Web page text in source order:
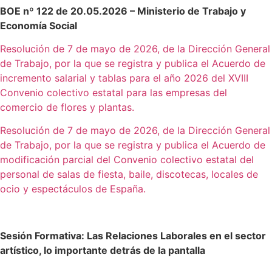
BOE nº 122 de 20.05.2026 – Ministerio de Trabajo y
Economía Social
Resolución de 7 de mayo de 2026, de la Dirección General
de Trabajo, por la que se registra y publica el Acuerdo de
incremento salarial y tablas para el año 2026 del XVIII
Convenio colectivo estatal para las empresas del
comercio de flores y plantas.
Resolución de 7 de mayo de 2026, de la Dirección General
de Trabajo, por la que se registra y publica el Acuerdo de
modificación parcial del Convenio colectivo estatal del
personal de salas de fiesta, baile, discotecas, locales de
ocio y espectáculos de España.
Sesión Formativa: Las Relaciones Laborales en el sector
artístico, lo importante detrás de la pantalla